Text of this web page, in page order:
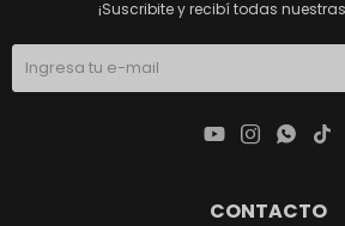
CONTACTO
¡Suscribite y recibí todas
   